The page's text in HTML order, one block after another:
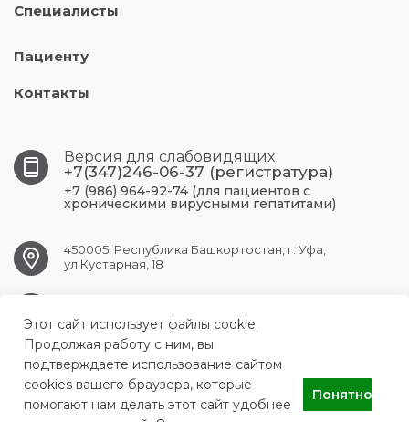
Специалисты
Пациенту
Контакты
Версия для слабовидящих
+7(347)246-06-37 (регистратура)
+7 (986) 964-92-74 (для пациентов с
хроническими вирусными гепатитами)
450005, Республика Башкортостан, г. Уфа,
ул.Кустарная, 18
ГБУЗ Республиканский центр по профилактике и борьбе со
СПИДом и инфекционными заболеваниями
Этот сайт использует файлы cookie.
Продолжая работу с ним, вы
подтверждаете использование сайтом
cookies вашего браузера, которые
помогают нам делать этот сайт удобнее
Понятно